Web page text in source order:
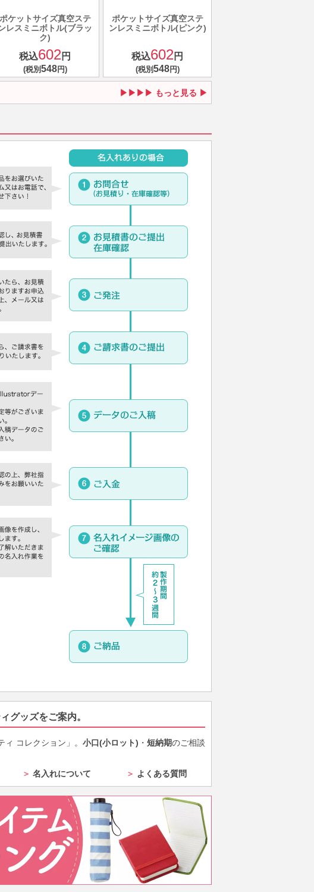
ポケットサイズ真空ステ
レスミニボトル(ブラッ
ク)
税込602 円
(税別548円)
ポケットサイズ真空ステ
ンレスミニボトル(ピンク)
税込602 円
(税別548円)
もっと見る
グッズをご案内。
コレクション」。 小口(小ロット) ・ 短納期のご相談
＞ 名入れについて ＞ よくある質問